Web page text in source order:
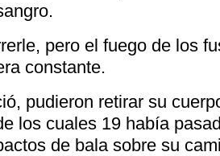
pero el fuego de los
constante.
pudieron retirar su
los cuales 19 había
de bala sobre su